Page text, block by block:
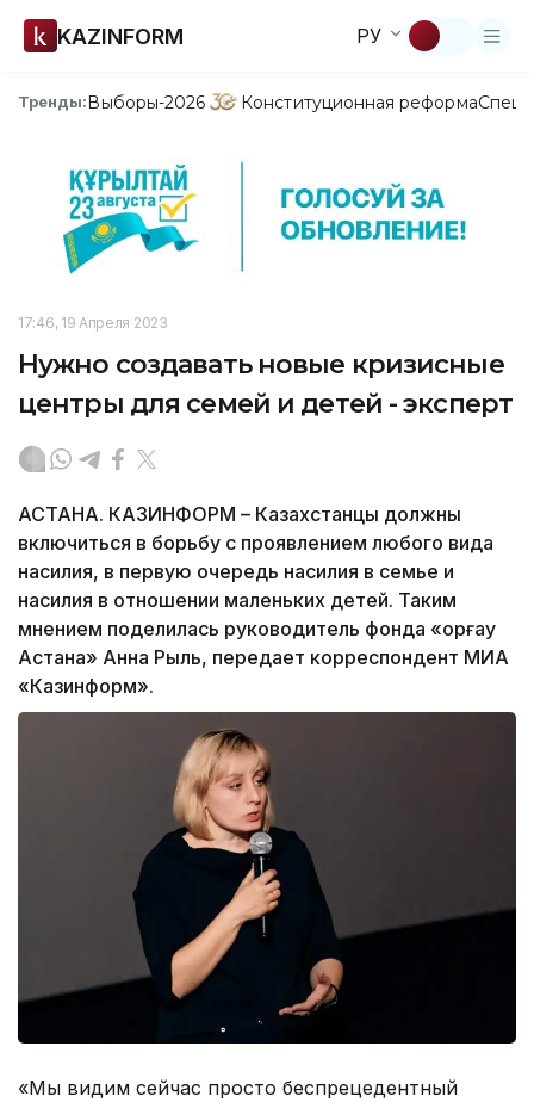
KAZINFORM РУ
Тренды:Выборы-2026 Конституционная реформа
17:46, 19 Апреля 2023
Нужно создавать новые кризисные
центры для семей и детей - эксперт
АСТАНА. КАЗИНФОРМ – Казахстанцы должны
включиться в борьбу с проявлением любого вида
насилия, в первую очередь насилия в семье и
насилия в отношении маленьких детей. Таким
мнением поделилась руководитель фонда «Қорғау
Астана» Анна Рыль, передает корреспондент МИА
«Казинформ».
«Мы видим сейчас просто беспрецедентный